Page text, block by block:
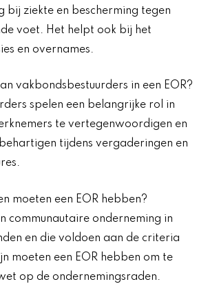
bij ziekte en bescherming tegen
voet. Het helpt ook bij het
en overnames.
vakbondsbestuurders in een EOR?
spelen een belangrijke rol in
te vertegenwoordigen en
tijdens vergaderingen en
moeten een EOR hebben?
communautaire onderneming in
en die voldoen aan de criteria
moeten een EOR hebben om te
op de ondernemingsraden.